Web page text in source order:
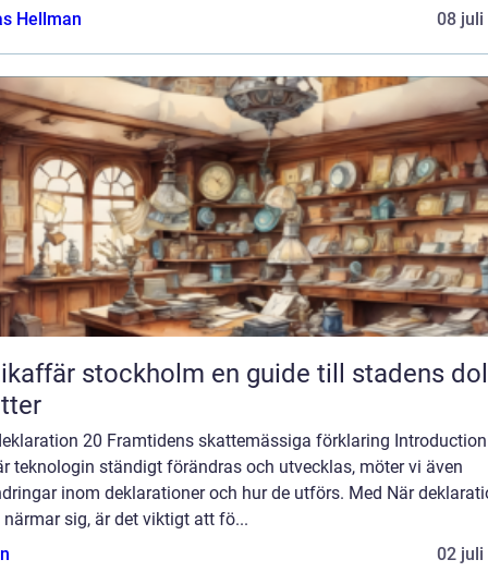
Hellman
08 juli
stockholm en guide till stadens dolda
20 Framtidens skattemässiga förklaring
teknologin ständigt förändras och utvecklas, möter vi även
inom deklarationer och hur de utförs. Med När
närmar sig, är det viktigt att fö...
02 juli